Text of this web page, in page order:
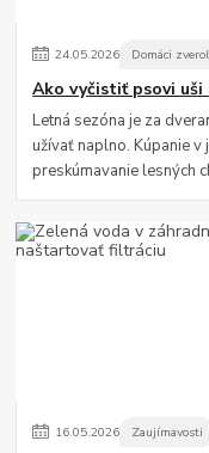
24.05.2026 Domáci
Ako vyčistiť psovi
Letná sezóna je za
užívať naplno. Kúpanie v
preskúmavanie lesných
16.05.2026 Zaujímavosti